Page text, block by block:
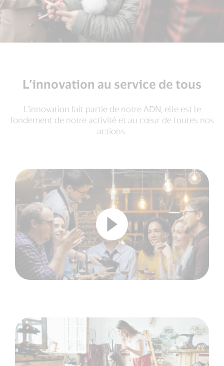
L’innovation au service de tous
L’innovation fait partie de notre ADN, elle est le
fondement de notre activité et au cœur de toutes nos
actions.